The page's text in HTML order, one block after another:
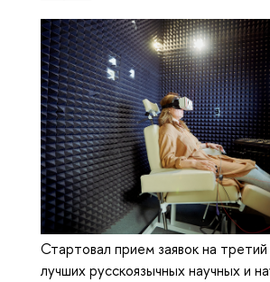
Стартовал прием заявок на
лучших русскоязычных научных и